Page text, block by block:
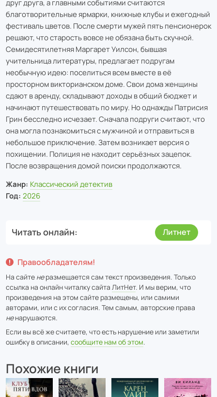
друг друга, а главными событиями считаются
благотворительные ярмарки, книжные клубы и ежегодный
фестиваль цветов. После смерти мужей пять пенсионерок
решают, что старость вовсе не обязана быть скучной.
Семидесятилетняя Маргарет Уилсон, бывшая
учительница литературы, предлагает подругам
необычную идею: поселиться всем вместе в её
просторном викторианском доме. Свои дома женщины
сдают в аренду, складывают доходы в общий бюджет и
начинают путешествовать по миру. Но однажды Патрисия
Грин бесследно исчезает. Сначала подруги считают, что
она могла познакомиться с мужчиной и отправиться в
небольшое приключение. Затем возникает версия о
похищении. Полиция не находит серьёзных зацепок.
После возвращения домой поиски продолжаются.
Жанр: Классический детектив
Год: 2026
Читать онлайн Литнет
Правообладателям!
На сайте неразмещается сам текст произведения. Только
ссылка на онлайн читалку сайта ЛитНет. И мы верим, что
произведения на этом сайте размещены, или самими
авторами, или с их согласия. Тем самым, авторские права
ненарушаются.
Если вы всё же считаете, что есть нарушение или заметили
ошибку в описании, сообщите нам об этом.
Похожие книги